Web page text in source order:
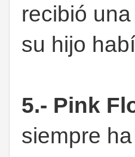
recibió
su hijo
5.- Pink
siempre